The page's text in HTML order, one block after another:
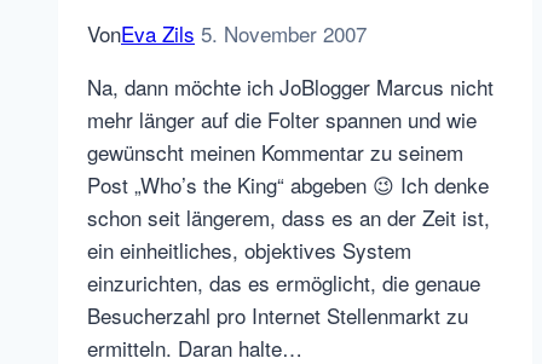
VonEva Zils 5. November 2007
Na, dann möchte ich JoBlogger Marcus nicht
mehr länger auf die Folter spannen und wie
gewünscht meinen Kommentar zu seinem
Post „Who’s the King“ abgeben 😉 Ich denke
schon seit längerem, dass es an der Zeit ist,
ein einheitliches, objektives System
einzurichten, das es ermöglicht, die genaue
Besucherzahl pro Internet Stellenmarkt zu
ermitteln. Daran halte…